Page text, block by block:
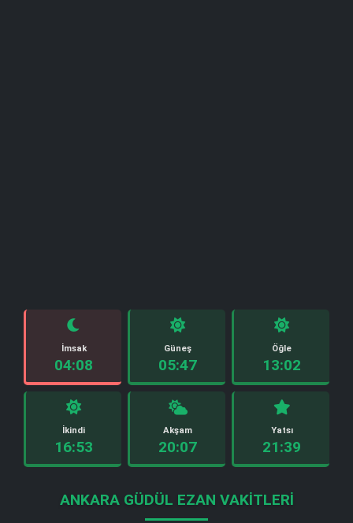
İmsak
04:08
Güneş
05:47
Öğle
13:02
İkindi
16:53
Akşam
20:07
Yatsı
21:39
ANKARA GÜDÜL EZAN VAKITLERI